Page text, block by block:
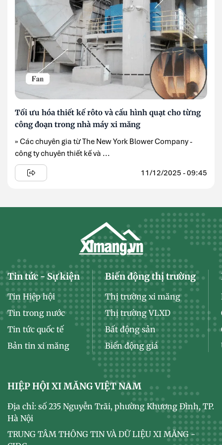
Tối ưu hóa thiết kế rôto và cấu hình quạt cho từng
công đoạn trong nhà máy xi măng
» Các chuyên gia từ The New York Blower Company -
công ty chuyên thiết kế và ...
11/12/2025 - 09:45
Tin tức - Sự kiện
Tin Hiệp hội
Tin trong nước
Tin tức quốc tế
Bản tin xi măng
Biến động thị trường
Thị trường xi măng
Thị trường VLXD
Bất động sản
Biến động giá
HIỆP HỘI XI MĂNG VIỆT NAM
Địa chỉ: số 235 Nguyễn Trãi, phường Khương Đình, TP.
Hà Nội
TRUNG TÂM THÔNG TIN VÀ DỮ LIỆU XI MĂNG -